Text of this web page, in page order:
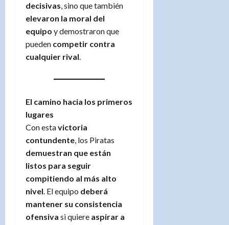
decisivas , sino que también
elevaron la moral del
equipo y demostraron que
pueden competir contra
cualquier rival
El camino hacia los primeros
lugares
Con estavictoria
contundente , los Piratas
demuestran que están
listos para seguir
compitiendo al más alto
nivel . El equipo deberá
mantener su consistencia
ofensiva si quiere aspirar a